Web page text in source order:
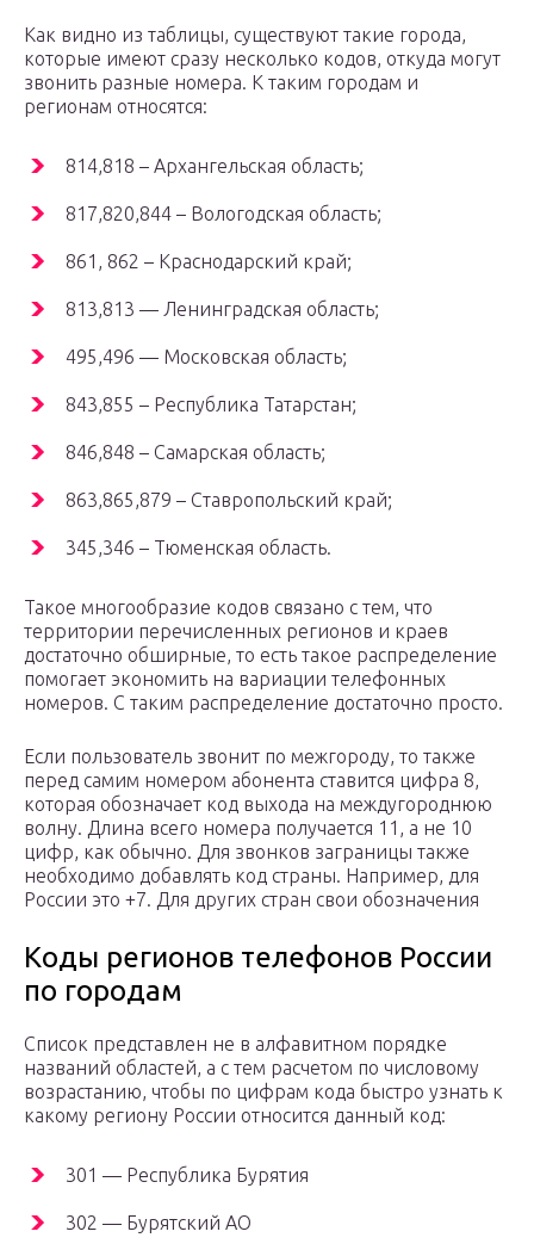
Как видно из таблицы, существуют такие города,
которые имеют сразу несколько кодов, откуда могут
звонить разные номера. К таким городам и
регионам относятся:
814,818 – Архангельская область;
817,820,844 – Вологодская область;
861, 862 – Краснодарский край;
813,813 — Ленинградская область;
495,496 — Московская область;
843,855 – Республика Татарстан;
846,848 – Самарская область;
863,865,879 – Ставропольский край;
345,346 – Тюменская область.
Такое многообразие кодов связано с тем, что
территории перечисленных регионов и краев
достаточно обширные, то есть такое распределение
помогает экономить на вариации телефонных
номеров. С таким распределение достаточно просто.
Если пользователь звонит по межгороду, то также
перед самим номером абонента ставится цифра 8,
которая обозначает код выхода на междугороднюю
волну. Длина всего номера получается 11, а не 10
цифр, как обычно. Для звонков заграницы также
необходимо добавлять код страны. Например, для
России это +7. Для других стран свои обозначения
Коды регионов телефонов России
по городам
Список представлен не в алфавитном порядке
названий областей, а с тем расчетом по числовому
возрастанию, чтобы по цифрам кода быстро узнать к
какому региону России относится данный код:
301 — Республика Бурятия
302 — Бурятский АО